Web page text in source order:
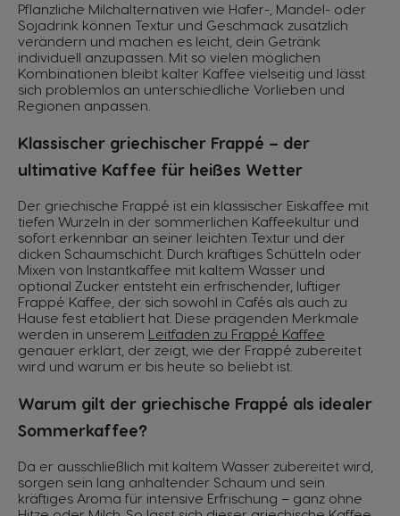
Pflanzliche Milchalternativen wie Hafer-, Mandel- oder
Sojadrink können Textur und Geschmack zusätzlich
verändern und machen es leicht, dein Getränk
individuell anzupassen. Mit so vielen möglichen
Kombinationen bleibt kalter Kaffee vielseitig und lässt
sich problemlos an unterschiedliche Vorlieben und
Regionen anpassen.
Klassischer griechischer Frappé – der
ultimative Kaffee für heißes Wetter
Der griechische Frappé ist ein klassischer Eiskaffee mit
tiefen Wurzeln in der sommerlichen Kaffeekultur und
sofort erkennbar an seiner leichten Textur und der
dicken Schaumschicht. Durch kräftiges Schütteln oder
Mixen von Instantkaffee mit kaltem Wasser und
optional Zucker entsteht ein erfrischender, luftiger
Frappé Kaffee, der sich sowohl in Cafés als auch zu
Hause fest etabliert hat. Diese prägenden Merkmale
werden in unserem Leitfaden zu Frappé Kaffee
genauer erklärt, der zeigt, wie der Frappé zubereitet
wird und warum er bis heute so beliebt ist.
Warum gilt der griechische Frappé als idealer
Sommerkaffee?
Da er ausschließlich mit kaltem Wasser zubereitet wird,
sorgen sein lang anhaltender Schaum und sein
kräftiges Aroma für intensive Erfrischung – ganz ohne